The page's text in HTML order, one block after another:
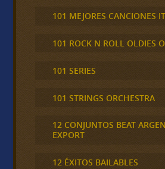
101 MEJORES CANCIONES
101 ROCK N ROLL OLDIES
101 SERIES
101 STRINGS ORCHESTRA
12 CONJUNTOS BEAT
EXPORT
12 ÉXITOS BAILABLES